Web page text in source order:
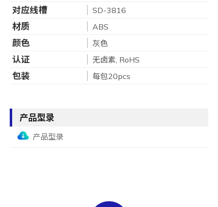
对应线槽 SD-3816
材质 ABS
颜色 灰色
认证 无卤素, RoHS
包装 每包20pcs
产品型录
产品型录